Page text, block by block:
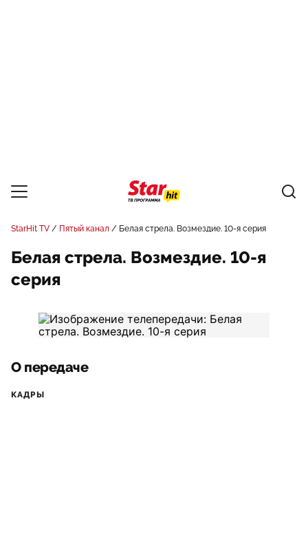
StarHit TV Пятый канал Белая стрела. Возмездие. 10-я серия
Белая стрела. Возмездие. 10-я
серия
О передаче
КАДРЫ